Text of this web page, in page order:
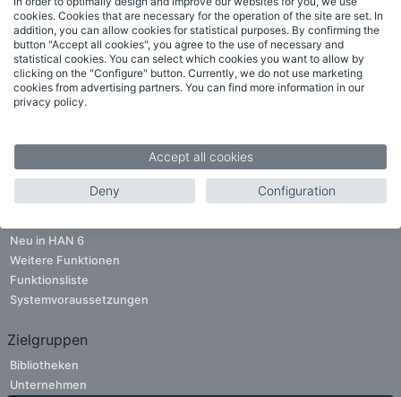
ANFORDERN
Newsletteranmeldung
Neu in HAN 6
Weitere Funktionen
Funktionsliste
Systemvoraussetzungen
Zielgruppen
Bibliotheken
Unternehmen
cookies. Cookies that are necessary for the operation of the site are set. In
addition, you can allow cookies for statistical purposes. By confirming the
button "Accept all cookies", you agree to the use of necessary and
statistical cookies. You can select which cookies you want to allow by
clicking on the "Configure" button. Currently, we do not use marketing
cookies from advertising partners. You can find more information in our
privacy policy.
Accept all cookies
Deny Configuration